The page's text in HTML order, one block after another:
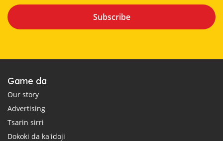
Subscribe
Game da
Our story
Advertising
Tsarin sirri
Dokoki da ka'idoji